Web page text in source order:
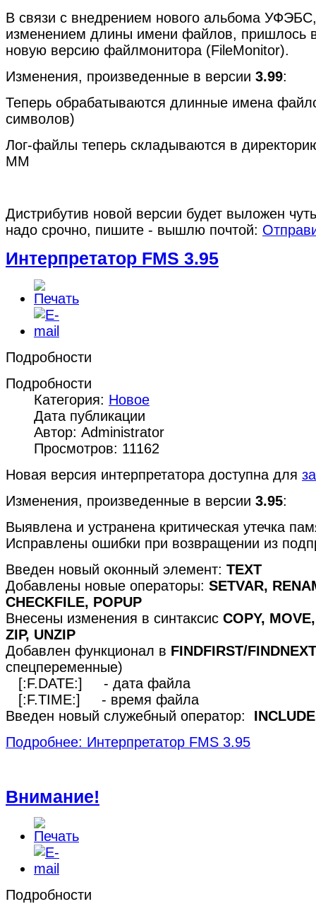
В связи с внедрением нового альбома УФЭБС,
изменением длины имени файлов, пришлось
новую версию файлмонитора (FileMonitor).
Изменения, произведенные в версии 3.99:
Теперь обрабатываются длинные имена
символов)
Лог-файлы теперь складываются в
MM
Дистрибутив новой версии будет выложен
надо срочно, пишите - вышлю почтой:
Интерпретатор FMS 3.95
Подробности
Подробности
Категория: Новое
Дата публикации
Автор: Administrator
Просмотров: 11162
Новая версия интерпретатора доступна для
Изменения, произведенные в версии 3.95:
Выявлена и устранена критическая утечка
Исправлены ошибки при возвращении из
Введен новый оконный элемент: TEXT
Добавлены новые операторы: SETVAR,
CHECKFILE, POPUP
Внесены изменения в синтаксис COPY,
ZIP, UNZIP
Добавлен функционал в FINDFIRST/FINDNEXT
спецпеременные)
[:F.DATE:] - дата файла
[:F.TIME:] - время файла
Введен новый служебный оператор: INCLUDE
Подробнее: Интерпретатор FMS 3.95
Внимание!
Подробности